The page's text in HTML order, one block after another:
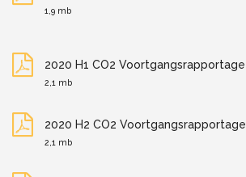
1,9 mb
2020 H1 CO2 Voortgangsrapportage
2,1 mb
2020 H2 CO2 Voortgangsrapportage
2,1 mb